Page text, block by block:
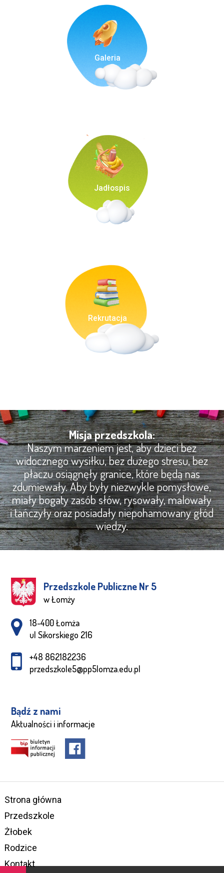
Galeria
Jadłospis
Rekrutacja
Misja przedszkola:
Naszym marzeniem jest, aby dzieci bez
widocznego wysiłku, bez dużego stresu, bez
płaczu osiągnęły granice, które będą nas
zdumiewały. Aby były niezwykle pomysłowe,
miały bogaty zasób słów, rysowały, malowały
i tańczyły oraz posiadały niepohamowany głód
wiedzy.
Przedszkole Publiczne Nr 5
w Łomży
Adres pocztowy:
18-400 Łomża
ul Sikorskiego 216
+48 862182236
przedszkole5@pp5lomza.edu.pl
Bądź z nami
Aktualności i informacje
Strona główna
Przedszkole
Żłobek
Rodzice
Kontakt